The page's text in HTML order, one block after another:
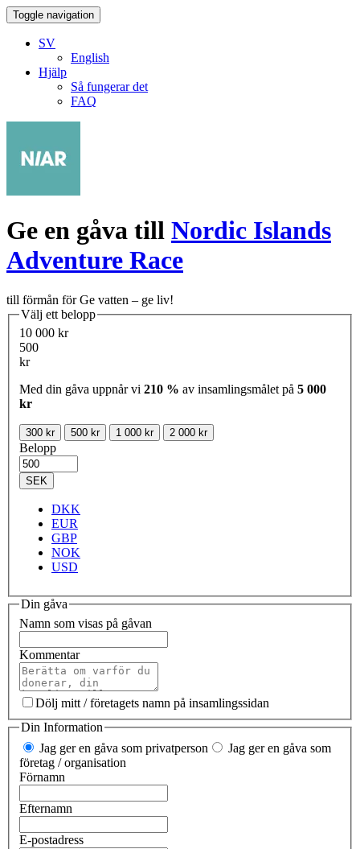
Toggle navigation
SV
English
Hjälp
Så fungerar det
FAQ
Ge en gåva till Nordic Islands
Adventure Race
till förmån för Ge vatten – ge liv!
Välj ett belopp
10 000 kr
500
kr
Med din gåva uppnår vi 210 % av insamlingsmålet på 5 000
kr
300 kr 500 kr 1 000 kr 2 000 kr
Belopp
SEK
DKK
EUR
GBP
NOK
USD
Din gåva
Namn som visas på gåvan
Kommentar
Dölj mitt / företagets namn på insamlingssidan
Din Information
Jag ger en gåva som privatperson
Jag ger en gåva som
företag / organisation
Förnamn
Efternamn
E-postadress